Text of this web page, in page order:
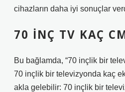
cihazların daha iyi sonuçlar
70 INÇ TV KAÇ
Bu bağlamda, “70 inçlik bir
70 inçlik bir televizyonda kaç
akla gelebilir: 70 inçlik bir